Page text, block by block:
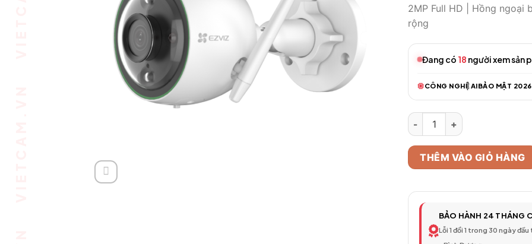
là:
2MP Full HD | Hồng ngoại
rộng
Đang có 18 người xem sản
CÔNG NGHỆ AIBẢO MẬT 2026
Camera WiFi Thông Minh
THÊM VÀO GIỎ HÀNG
BẢO HÀNH 24 THÁNG
Lỗi 1 đổi 1 trong 30 ngày